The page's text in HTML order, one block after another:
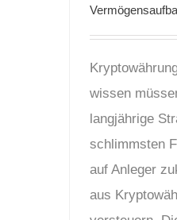
wissen
langjährige
schlimmsten
auf Anleger
aus